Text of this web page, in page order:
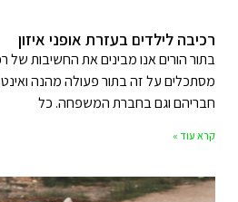
רכיבה לילדים בעזרת אופני איזון
בתור הורים אנו מבינים את החשיבות של
מסתכלים על זה בתור פעולה מהנה
חבריהם וגם בחברת המשפחה. כל
קרא עוד »